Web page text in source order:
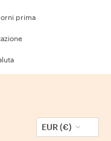
prima
EUR (€)